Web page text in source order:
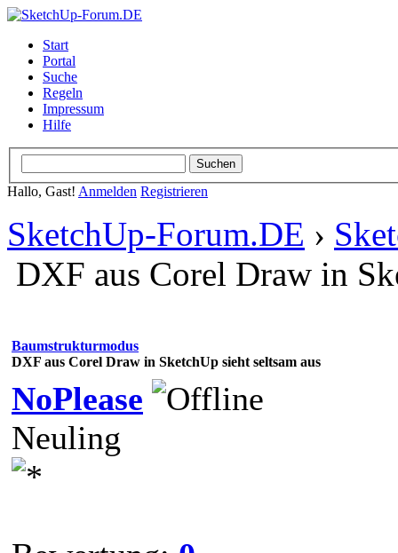
Start
Portal
Suche
Regeln
Impressum
Hilfe
Hallo, Gast! Anmelden Registrieren
SketchUp-Forum.DE ›
DXF aus Corel Draw in
Baumstrukturmodus
DXF aus Corel Draw in SketchUp sieht seltsam aus
NoPlease
Neuling